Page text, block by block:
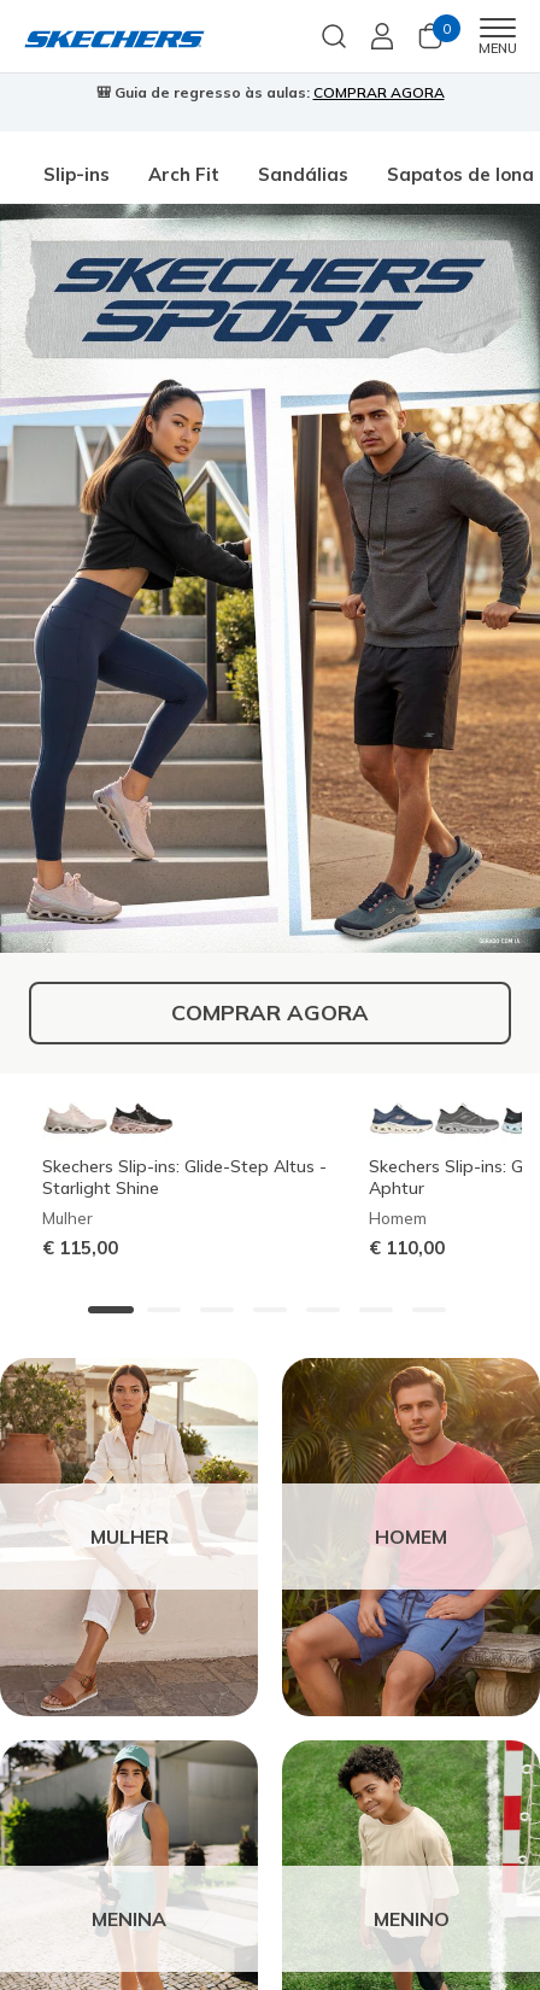
0
MENU
🎒 Guia de regresso às aulas: COMPRAR AGORA
Slip-ins Arch Fit Sandálias Sapatos de lona
COMPRAR AGORA
Skechers Slip-ins: Glide-Step Altus -
Starlight Shine
Mulher
€ 115,00
Skechers Slip-ins:
Aphtur
Homem
€ 110,00
MULHER HOMEM
MENINA MENINO